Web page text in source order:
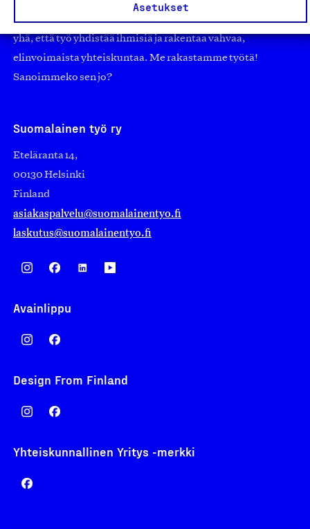
Asetukset
nostamaan ylpeyttä kotimaisesta osaamisesta. Uskomme
yhä, että työ yhdistää ihmisiä ja rakentaa vahvaa,
elinvoimaista yhteiskuntaa. Me rakastamme työtä!
Sanoimmeko sen jo?
Suomalainen työ ry
Eteläranta 14,
00130 Helsinki
Finland
asiakaspalvelu@suomalainentyo.fi
laskutus@suomalainentyo.fi
Avainlippu
Design From Finland
Yhteiskunnallinen Yritys -merkki